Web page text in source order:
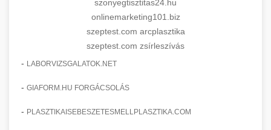
szonyegtisztitas24.hu
onlinemarketing101.biz
szeptest.com arcplasztika
szeptest.com zsírleszívás
- LABORVIZSGALATOK.NET
- GIAFORM.HU FORGÁCSOLÁS
- PLASZTIKAISEBESZETESMELLPLASZTIKA.COM